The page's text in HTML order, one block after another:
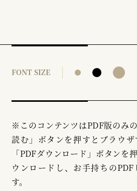
FONT SIZE
※このコンテンツはPDF版のみ
読む」ボタンを押すとブラウザ
「PDFダウンロード」ボタンを
ウンロードし、お手持ちの
す。